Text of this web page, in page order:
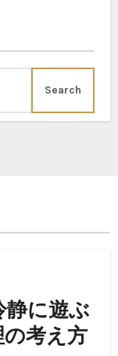
Search
に遊ぶ
考え方